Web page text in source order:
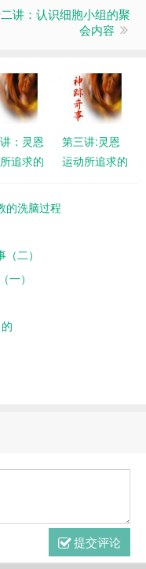
讲：认识细胞小组的聚
会内容
：灵恩
追求的
第三讲:灵恩
运动所追求的
的洗脑过程
二）
一）
提交评论